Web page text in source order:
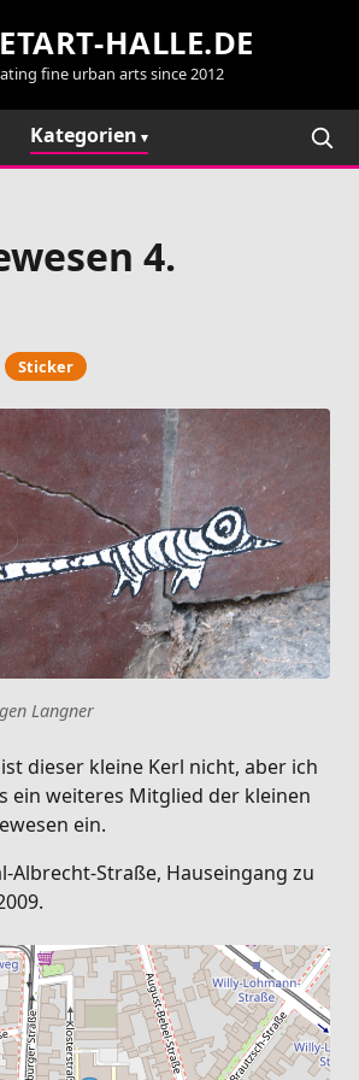
HALLE.DE
fine urban arts since 2012
Kategorien
4.
Sticker
Langner
dieser kleine Kerl nicht, aber ich
ein weiteres Mitglied der kleinen
ein.
Albrecht-Straße, Hauseingang zu